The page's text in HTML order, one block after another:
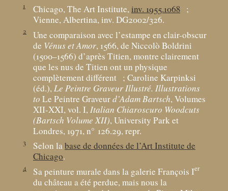
1 Chicago, The Art Institute,inv. 1955.1068 ;
Vienne, Albertina, inv. DG2002/326.
2
Une comparaison avec l’estampe en clair-obscur
de Vénus et Amor, 1566, de Niccolò Boldrini
(1500–1566) d’après Titien, montre clairement
que les nus de Titien ont un physique
complètement différent ; Caroline Karpinksi
(éd.),Le Peintre Graveur Illustré. Illustrations
to Le Peintre Graveurd’Adam Bartsch, Volumes
XII-XXI, vol. I,Italian Chiaroscuro Woodcuts
(Bartsch Volume XII), University Park et
Londres, 1971, n° 126.29, repr.
3 Selon labase de données de l’Art Institute de
Chicago.
4 Sa peinture murale dans la galerie François Ier
du château a été perdue, mais nous la